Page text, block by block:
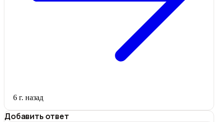
6 г. назад
Добавить ответ